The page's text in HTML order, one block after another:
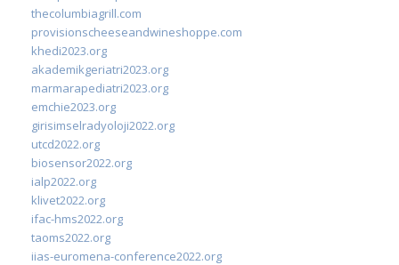
thecolumbiagrill.com
provisionscheeseandwineshoppe.com
khedi2023.org
akademikgeriatri2023.org
marmarapediatri2023.org
emchie2023.org
girisimselradyoloji2022.org
utcd2022.org
biosensor2022.org
ialp2022.org
klivet2022.org
ifac-hms2022.org
taoms2022.org
iias-euromena-conference2022.org